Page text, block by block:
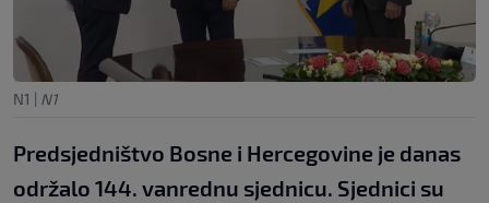
N1 | N1
Predsjedništvo Bosne i Hercegovine je danas
održalo 144. vanrednu sjednicu. Sjednici su